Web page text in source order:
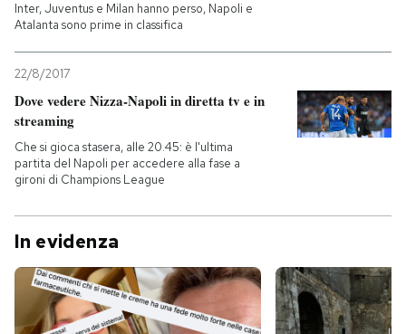
Inter, Juventus e Milan hanno perso, Napoli e
Atalanta sono prime in classifica
22/8/2017
Dove vedere Nizza-Napoli in diretta tv e in
streaming
Che si gioca stasera, alle 20.45: è l'ultima
partita del Napoli per accedere alla fase a
gironi di Champions League
In evidenza